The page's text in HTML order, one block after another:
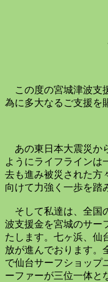
この度の宮城津波支
為に多大なるご支援を
あの東日本大震災か
ようにライフラインは
去も進み被災された方
向けて力強く一歩を踏
そして私達は、全国
波支援金を宮城のサー
たします。七ヶ浜、仙
放が進んでおります。
で仙台サーフショップ
ーファーが三位一体と